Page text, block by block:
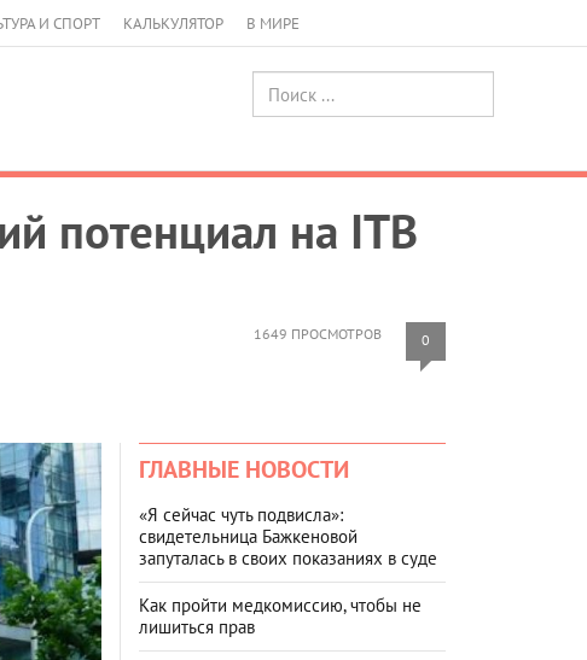
И СПОРТ КАЛЬКУЛЯТОР В МИРЕ
потенциал на ITB
1649 ПРОСМОТРОВ 0
ГЛАВНЫЕ НОВОСТИ
«Я сейчас чуть подвисла»:
свидетельница Бажкеновой
запуталась в своих показаниях в суде
Как пройти медкомиссию, чтобы не
лишиться прав